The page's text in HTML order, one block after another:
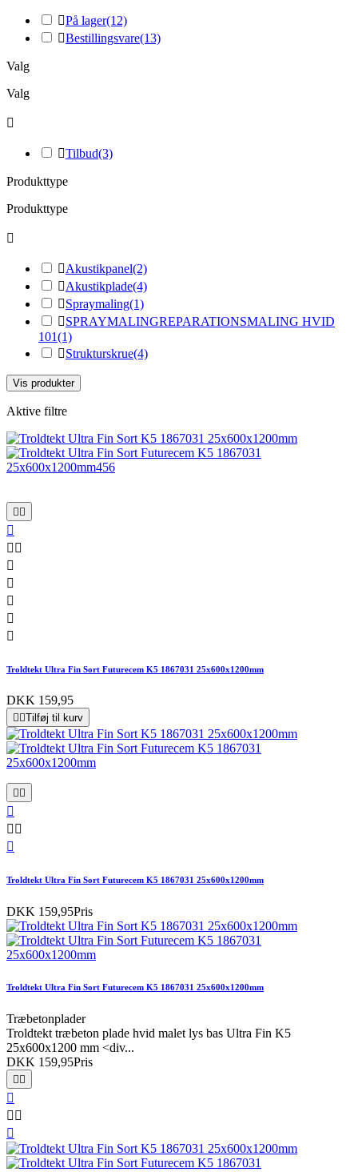
På lager(12)
Bestillingsvare(13)
Valg
Valg

Tilbud(3)
Produkttype
Produkttype

Akustikpanel(2)
Akustikplade(4)
Spraymaling(1)
SPRAYMALINGREPARATIONSMALING HVID
101(1)
Strukturskrue(4)
Vis produkter
Aktive filtre


 





Troldtekt Ultra Fin Sort Futurecem K5 1867031 25x600x1200mm
DKK 159,95
 Tilføj til kurv
 

 

Troldtekt Ultra Fin Sort Futurecem K5 1867031 25x600x1200mm
DKK 159,95Pris
Troldtekt Ultra Fin Sort Futurecem K5 1867031 25x600x1200mm
Træbetonplader
Troldtekt træbeton plade hvid malet lys bas Ultra Fin K5
25x600x1200 mm <div...
DKK 159,95Pris
 

 
